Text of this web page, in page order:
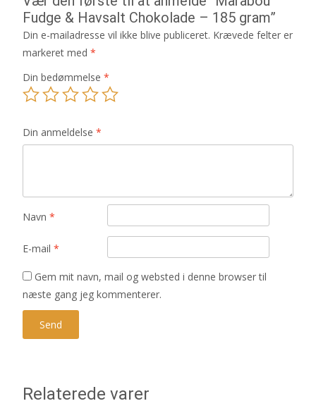
Fudge & Havsalt Chokolade – 185 gram”
Din e-mailadresse vil ikke blive publiceret. Krævede felter er
markeret med *
Din bedømmelse *
Din anmeldelse *
Navn *
E-mail *
Gem mit navn, mail og websted i denne browser til
næste gang jeg kommenterer.
Relaterede varer